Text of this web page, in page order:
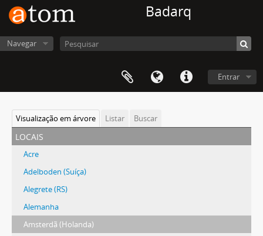
Badarq
Navegar
Entrar
Visualização em árvore Listar Buscar
locais
Acre
Adelboden (Suíça)
Alegrete (RS)
Alemanha
Amsterdã (Holanda)